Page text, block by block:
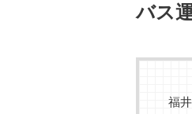
バス
福